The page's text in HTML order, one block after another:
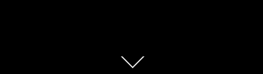
Zum